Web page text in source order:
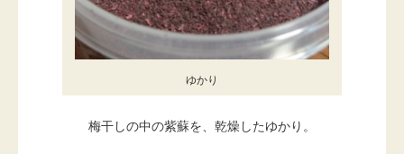
ゆかり
梅干しの中の紫蘇を、乾燥したゆかり。